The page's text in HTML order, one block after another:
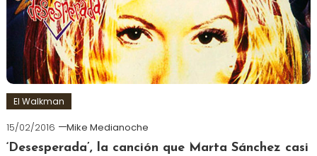
El Walkman
15/02/2016
Mike Medianoche
‘Desesperada’, la canción que Marta Sánchez casi